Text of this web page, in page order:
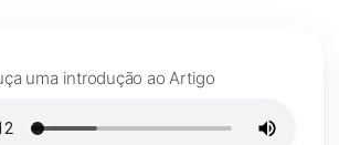
uma introdução ao Artigo